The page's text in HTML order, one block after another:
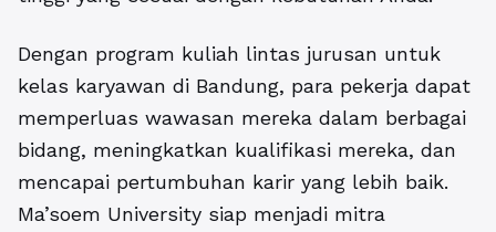
Dengan program kuliah lintas jurusan untuk
kelas karyawan di Bandung, para pekerja dapat
memperluas wawasan mereka dalam berbagai
bidang, meningkatkan kualifikasi mereka, dan
mencapai pertumbuhan karir yang lebih baik.
Ma’soem University siap menjadi mitra